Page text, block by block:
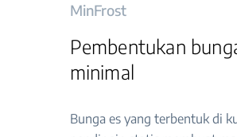
MinFrost
Pembentukan
minimal
Bunga es yang terbentuk di